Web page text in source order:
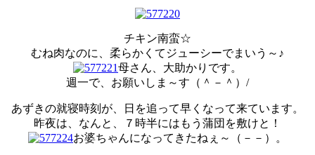
チキン南蛮☆
むね肉なのに、柔らかくてジューシーでまいう～♪
母さん、大助かりです。
週一で、お願いしま～す（＾－＾）/
あずきの就寝時刻が、日を追って早くなって来ています。
昨夜は、なんと、７時半にはもう蒲団を敷けと！
お婆ちゃんになってきたねぇ～（－－）。